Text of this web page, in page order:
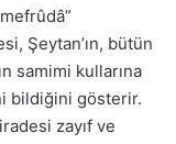
Şeytan’ın, bütün
samimi kullarına
bildiğini gösterir.
zayıf ve